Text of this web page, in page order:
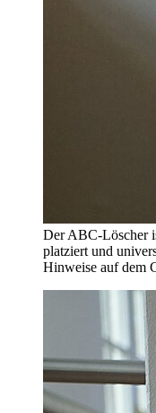
Der ABC-Löscher
platziert und
Hinweise auf dem